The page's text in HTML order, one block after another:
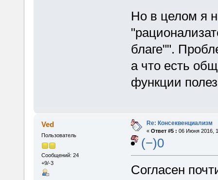
Но в целом я
благе"".
а что есть
функции
Ved
Пользователь
Сообщений: 24
+9/-3
Re: Консеквенциализм
« Ответ #5 : 06 Июня 2016,
(−)0
Согласен